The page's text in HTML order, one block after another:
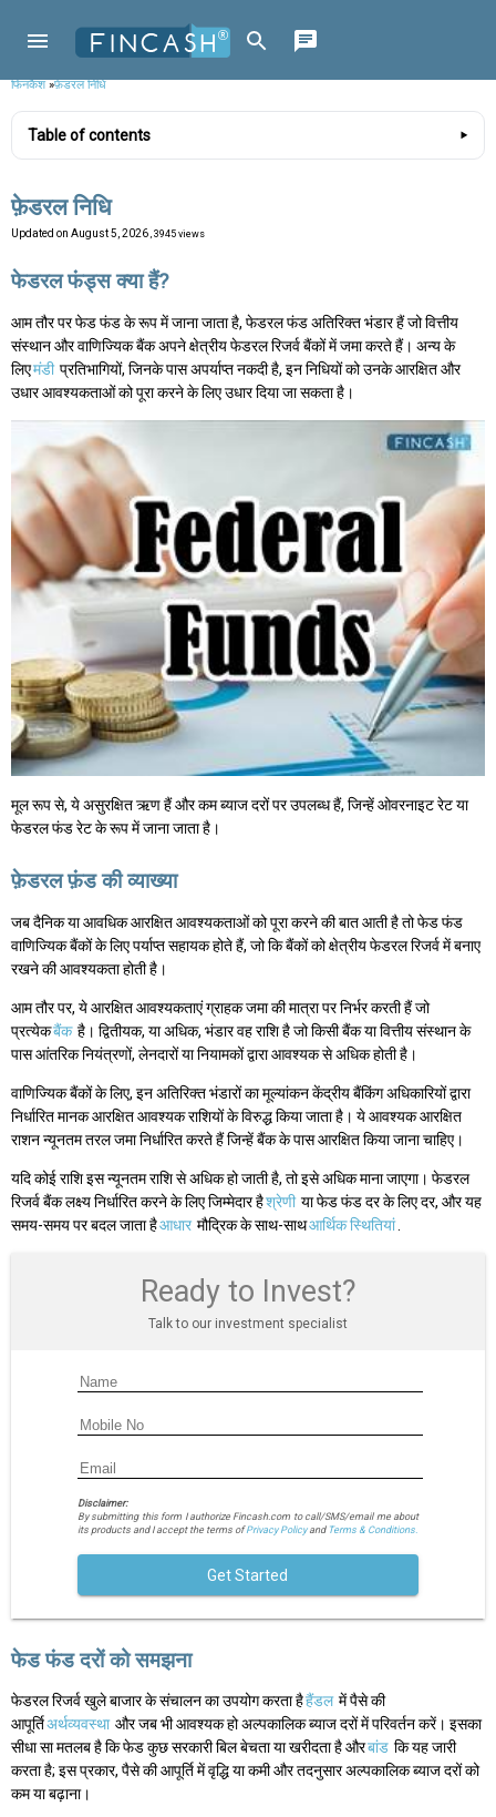
फिनकैश»फ़ेडरल निधि
Table of contents
फ़ेडरल निधि
Updated on August 5, 2026 , 3945 views
फेडरल फंड्स क्या हैं?
आम तौर पर फेड फंड के रूप में जाना जाता है, फेडरल फंड अतिरिक्त भंडार हैं जो वित्तीय
संस्थान और वाणिज्यिक बैंक अपने क्षेत्रीय फेडरल रिजर्व बैंकों में जमा करते हैं। अन्य के
लिएमंडी प्रतिभागियों, जिनके पास अपर्याप्त नकदी है, इन निधियों को उनके आरक्षित और
उधार आवश्यकताओं को पूरा करने के लिए उधार दिया जा सकता है।
मूल रूप से, ये असुरक्षित ऋण हैं और कम ब्याज दरों पर उपलब्ध हैं, जिन्हें ओवरनाइट रेट या
फेडरल फंड रेट के रूप में जाना जाता है।
फ़ेडरल फ़ंड की व्याख्या
जब दैनिक या आवधिक आरक्षित आवश्यकताओं को पूरा करने की बात आती है तो फेड फंड
वाणिज्यिक बैंकों के लिए पर्याप्त सहायक होते हैं, जो कि बैंकों को क्षेत्रीय फेडरल रिजर्व में बनाए
रखने की आवश्यकता होती है।
आम तौर पर, ये आरक्षित आवश्यकताएं ग्राहक जमा की मात्रा पर निर्भर करती हैं जो
प्रत्येकबैंक है। द्वितीयक, या अधिक, भंडार वह राशि है जो किसी बैंक या वित्तीय संस्थान के
पास आंतरिक नियंत्रणों, लेनदारों या नियामकों द्वारा आवश्यक से अधिक होती है।
वाणिज्यिक बैंकों के लिए, इन अतिरिक्त भंडारों का मूल्यांकन केंद्रीय बैंकिंग अधिकारियों द्वारा
निर्धारित मानक आरक्षित आवश्यक राशियों के विरुद्ध किया जाता है। ये आवश्यक आरक्षित
राशन न्यूनतम तरल जमा निर्धारित करते हैं जिन्हें बैंक के पास आरक्षित किया जाना चाहिए।
यदि कोई राशि इस न्यूनतम राशि से अधिक हो जाती है, तो इसे अधिक माना जाएगा। फेडरल
रिजर्व बैंक लक्ष्य निर्धारित करने के लिए जिम्मेदार हैश्रेणी या फेड फंड दर के लिए दर, और यह
समय-समय पर बदल जाता हैआधार मौद्रिक के साथ-साथआर्थिक स्थितियां
Ready to Invest?
Talk to our investment specialist
Disclaimer:
By submitting this form I authorize Fincash.com to call/SMS/email me about
its products and I accept the terms ofPrivacy Policyand Terms & Conditions.
Get Started
फेड फंड दरों को समझना
फेडरल रिजर्व खुले बाजार के संचालन का उपयोग करता हैहैंडल में पैसे की
आपूर्तिअर्थव्यवस्था और जब भी आवश्यक हो अल्पकालिक ब्याज दरों में परिवर्तन करें। इसका
सीधा सा मतलब है कि फेड कुछ सरकारी बिल बेचता या खरीदता है औरबांड कि यह जारी
करता है; इस प्रकार, पैसे की आपूर्ति में वृद्धि या कमी और तदनुसार अल्पकालिक ब्याज दरों को
कम या बढ़ाना।